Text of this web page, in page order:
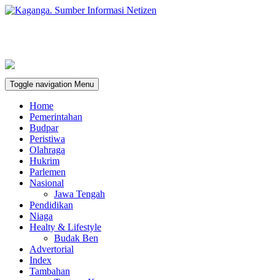
Toggle navigation Menu
Home
Pemerintahan
Budpar
Peristiwa
Olahraga
Hukrim
Parlemen
Nasional
Jawa Tengah
Pendidikan
Niaga
Healty & Lifestyle
Budak Ben
Advertorial
Index
Tambahan